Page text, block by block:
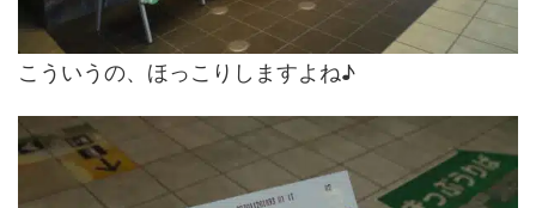
こういうの、ほっこりしますよね♪